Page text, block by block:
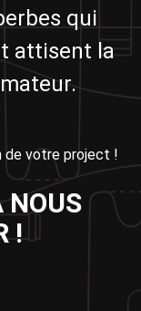
qui
attisent la
de votre project !
NOUS
!